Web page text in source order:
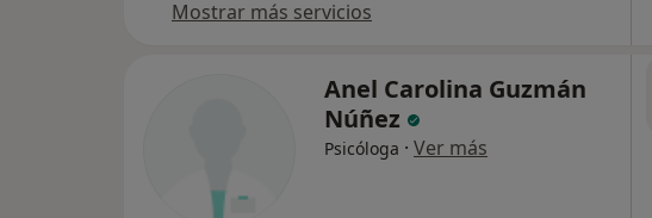
Mostrar más servicios
Anel Carolina Guzmán
Núñez
Psicóloga · Ver más